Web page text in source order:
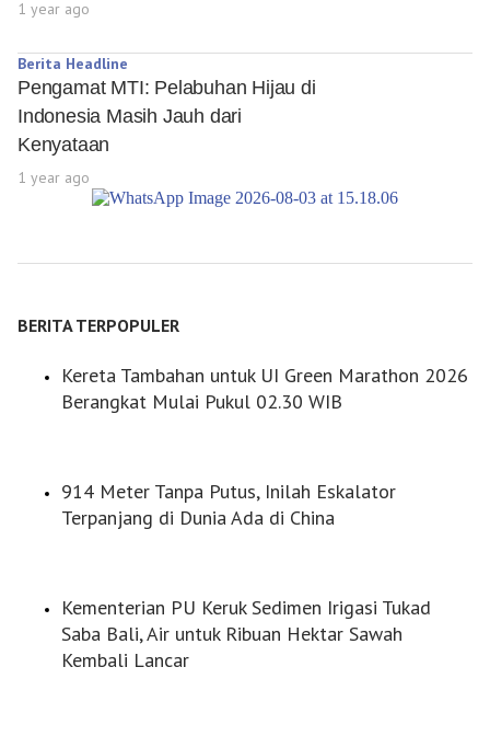
1 year ago
Berita Headline
Pengamat MTI: Pelabuhan Hijau di
Indonesia Masih Jauh dari
Kenyataan
1 year ago
BERITA TERPOPULER
Kereta Tambahan untuk UI Green Marathon 2026
Berangkat Mulai Pukul 02.30 WIB
914 Meter Tanpa Putus, Inilah Eskalator
Terpanjang di Dunia Ada di China
Kementerian PU Keruk Sedimen Irigasi Tukad
Saba Bali, Air untuk Ribuan Hektar Sawah
Kembali Lancar